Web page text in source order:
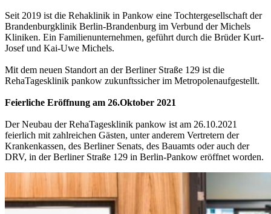
Seit 2019 ist die Rehaklinik in Pankow eine Tochtergesellschaft der
Brandenburgklinik Berlin-Brandenburg im Verbund der Michels
Kliniken. Ein Familienunternehmen, geführt durch die Brüder Kurt-
Josef und Kai-Uwe Michels.
Mit dem neuen Standort an der Berliner Straße 129 ist die
RehaTagesklinik pankow zukunftssicher im Metropolenaufgestellt.
Feierliche Eröffnung am 26.Oktober 2021
Der Neubau der RehaTagesklinik pankow ist am 26.10.2021
feierlich mit zahlreichen Gästen, unter anderem Vertretern der
Krankenkassen, des Berliner Senats, des Bauamts oder auch der
DRV, in der Berliner Straße 129 in Berlin-Pankow eröffnet worden.